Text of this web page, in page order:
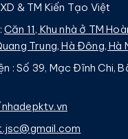
& TM Kiến Tạo Việt
Căn 11, Khu nhà ở TM
Trung, Hà Đông, Hà
: Số 39, Mạc Đĩnh Chi,